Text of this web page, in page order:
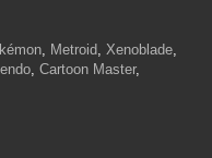
, Metroid, Xenoblade,
, Cartoon Master,